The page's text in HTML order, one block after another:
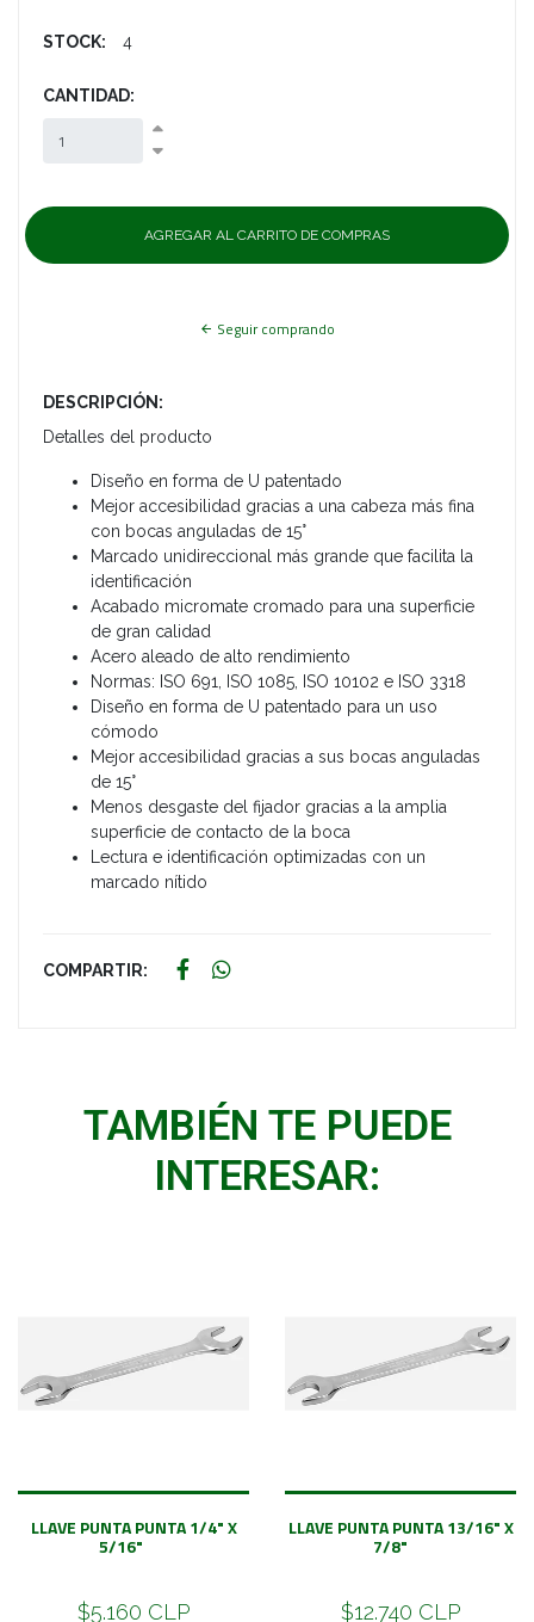
STOCK: 4
CANTIDAD:
Seguir comprando
DESCRIPCIÓN:
Detalles del producto
Diseño en forma de U patentado
Mejor accesibilidad gracias a una cabeza más fina
con bocas anguladas de 15°
Marcado unidireccional más grande que facilita la
identificación
Acabado micromate cromado para una superficie
de gran calidad
Acero aleado de alto rendimiento
Normas: ISO 691, ISO 1085, ISO 10102 e ISO 3318
Diseño en forma de U patentado para un uso
cómodo
Mejor accesibilidad gracias a sus bocas anguladas
de 15°
Menos desgaste del fijador gracias a la amplia
superficie de contacto de la boca
Lectura e identificación optimizadas con un
marcado nítido
COMPARTIR:
TAMBIÉN TE PUEDE
INTERESAR:
LLAVE PUNTA PUNTA 1/4" X
5/16"
$5.160 CLP
LLAVE PUNTA PUNTA 13/16" X
7/8"
$12.740 CLP